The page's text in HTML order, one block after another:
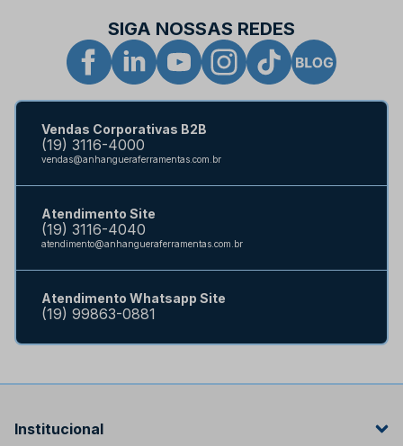
SIGA NOSSAS REDES
Vendas Corporativas B2B
(19) 3116-4000
vendas@anhangueraferramentas.com.br
Atendimento Site
(19) 3116-4040
atendimento@anhangueraferramentas.com.br
Atendimento Whatsapp Site
(19) 99863-0881
Institucional